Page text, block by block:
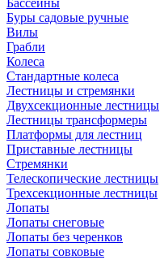
Бассейны
Буры садовые ручные
Вилы
Грабли
Колеса
Стандартные колеса
Лестницы и стремянки
Двухсекционные лестницы
Лестницы трансформеры
Платформы для лестниц
Приставные лестницы
Стремянки
Телескопические лестницы
Трехсекционные лестницы
Лопаты
Лопаты снеговые
Лопаты без черенков
Лопаты совковые